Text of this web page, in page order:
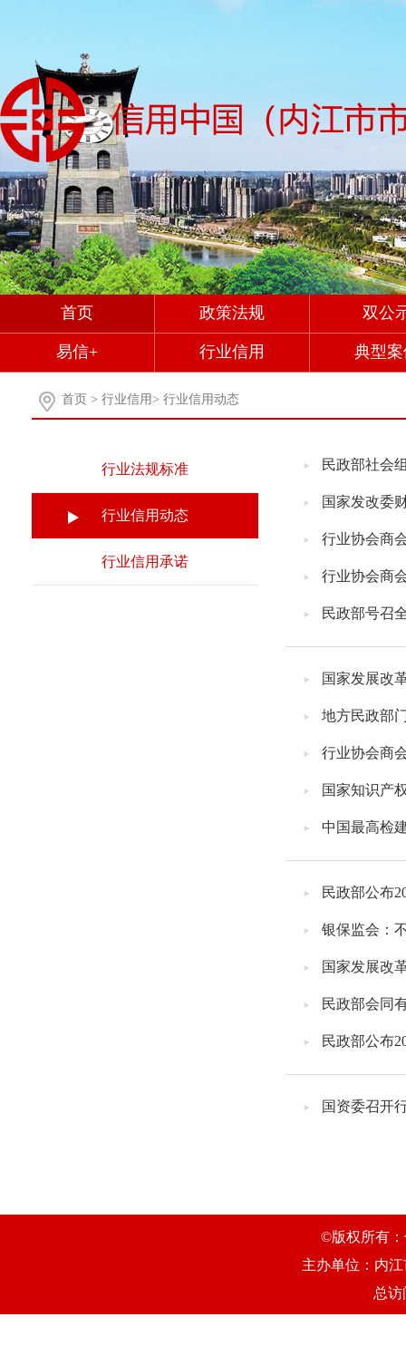
首页 政策法规 双公
易信+ 行业信用 典型
首页 > 行业信用> 行业信用动态
行业法规标准
行业信用动态
行业信用承诺
民政部社会
国家发改委
行业协会商
行业协会商
民政部号召
国家发展改
地方民政部
行业协会商
国家知识产
中国最高检
民政部公布
银保监会：
国家发展改
民政部会同
民政部公布
国资委召开
©版权所有：
主办单位：内
总访